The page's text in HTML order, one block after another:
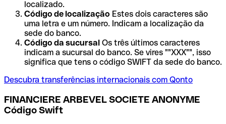
localizado.
Código de localização Estes dois caracteres são
uma letra e um número. Indicam a localização da
sede do banco.
Código da sucursal Os três últimos caracteres
indicam a sucursal do banco. Se vires ""XXX"", isso
significa que tens o código SWIFT da sede do banco.
Descubra transferências internacionais com Qonto
FINANCIERE ARBEVEL SOCIETE ANONYME
Código Swift